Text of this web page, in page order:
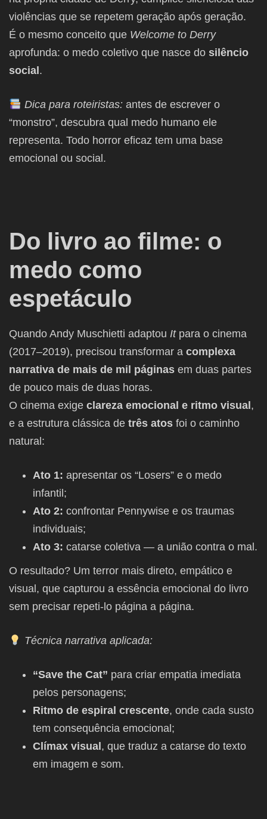
violências que se repetem geração após geração.
É o mesmo conceito que Welcome to Derry
aprofunda: o medo coletivo que nasce do silêncio
social .
Dica para roteiristas:antes de escrever o
“monstro”, descubra qual medo humano ele
representa. Todo horror eficaz tem uma base
emocional ou social.
Do livro ao filme: o
medo como
espetáculo
Quando Andy Muschietti adaptou Itpara o cinema
(2017–2019), precisou transformar a complexa
narrativa de mais de mil páginas em duas partes
de pouco mais de duas horas.
O cinema exige clareza emocional e ritmo visual ,
e a estrutura clássica de três atos foi o caminho
natural:
Ato 1: apresentar os “Losers” e o medo
infantil;
Ato 2: confrontar Pennywise e os traumas
individuais;
Ato 3: catarse coletiva — a união contra o mal.
O resultado? Um terror mais direto, empático e
visual, que capturou a essência emocional do livro
sem precisar repeti-lo página a página.
Técnica narrativa aplicada:
“Save the Cat” para criar empatia imediata
pelos personagens;
Ritmo de espiral crescente, onde cada susto
tem consequência emocional;
Clímax visual , que traduz a catarse do texto
em imagem e som.